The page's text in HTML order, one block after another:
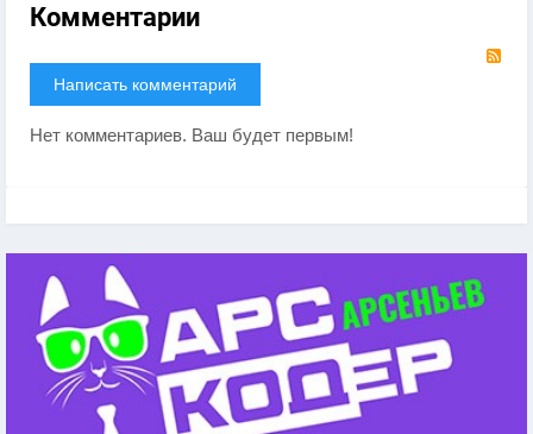
Комментарии
Написать комментарий
Нет комментариев. Ваш будет первым!